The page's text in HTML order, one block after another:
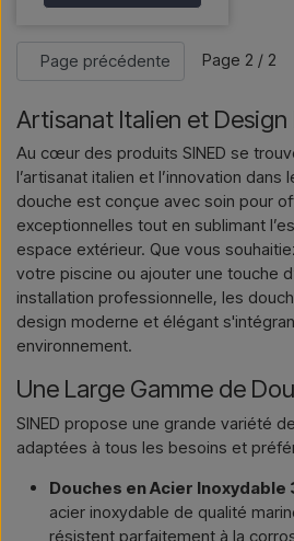
Page précédente Page 2 / 2
Artisanat Italien et
Au cœur des produits SINED se
l’artisanat italien et l’innovation dans
douche est conçue avec soin pour
exceptionnelles tout en sublimant
espace extérieur. Que vous
votre piscine ou ajouter une touche
installation professionnelle, les
design moderne et élégant
environnement.
Une Large Gamme de
SINED propose une grande variété
adaptées à tous les besoins et
Douches en Acier Inoxydable
acier inoxydable de qualité
résistent parfaitement à la